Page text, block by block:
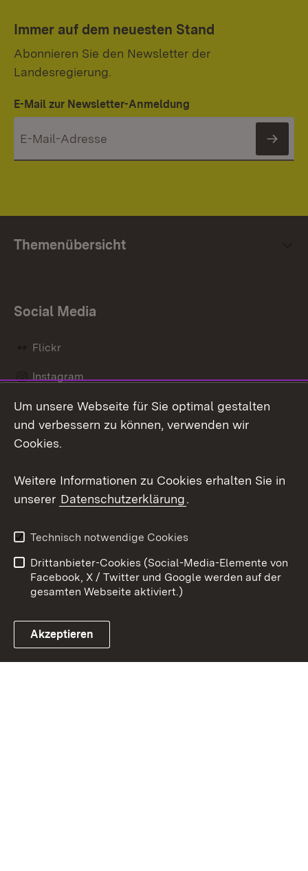
Immer auf dem neuesten Stand
Abonnieren Sie den Newsletter der
Landesregierung.
E-Mail zur Newsletter-Anmeldung
Themenübersicht
Social Media
Flickr
Instagram
Social Wall
Link zum Landesportal
Barrierefreiheit
Benutzungshinweise
Impressum
Cookies
Um unsere Webseite für Sie optimal gestalten
und verbessern zu können, verwenden wir
Cookies.
Weitere Informationen zu Cookies erhalten Sie in
unserer Datenschutzerklärung.
Technisch notwendige Cookies
Drittanbieter-Cookies (Social-Media-Elemente von
Facebook, X / Twitter und Google werden auf der
gesamten Webseite aktiviert.)
Akzeptieren